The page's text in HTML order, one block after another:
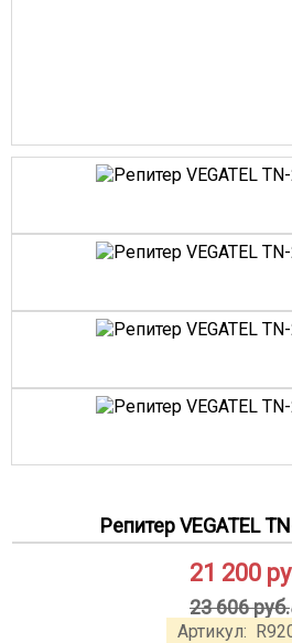
Репитер VEGATEL
Артикул:
21 200
23 606 руб.